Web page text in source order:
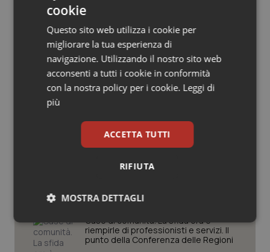
Salute orale & impianti
Sangue & coagulazione
Tiroide
Tumore al seno
Tumore ovarico
Tumori del Polmone & Testa Collo
Tumori gastrointestinali
Ulcera & Reflusso
Potrebbe interessarti in
Regioni e Asl
comprendere il presente
Regione Lombardia scrive al ministro
Schillaci: “Gli attuali indicatori non
Case di comunità. La sfida ora è
riempirle di professionisti e servizi. Il
punto della Conferenza delle Regioni
cookie
Questo sito web utilizza i cookie per
migliorare la tua esperienza di
navigazione. Utilizzando il nostro sito web
acconsenti a tutti i cookie in conformità
con la nostra policy per i cookie. Leggi di
più
ACCETTA TUTTI
RIFIUTA
MOSTRA DETTAGLI
Necessari Statistici Marketing